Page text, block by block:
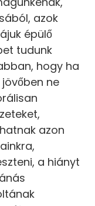
azok
épülő
tudunk
hogy ha
ne
azon
a hiányt